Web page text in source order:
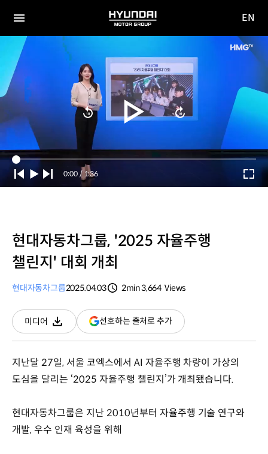
전체
메뉴
HYUNDAI
MOTOR
사이
이동
EN
Current
Time
0:00 / Duration
1:36
현대자동차그룹, '2025 자율주행
챌린지' 대회 개최
현대자동차그룹2025.04.03
2min3,664 Views
미디어
다운로드
선호하는 출처로 추가(새
창
지난달 27일, 서울 코엑스에서 AI 자율주행 차량이 가상의
도심을 달리는 ‘2025 자율주행 챌린지’가 개최됐습니다.
현대자동차그룹은 지난 2010년부터 자율주행 기술 연구와
개발, 우수 인재 육성을 위해